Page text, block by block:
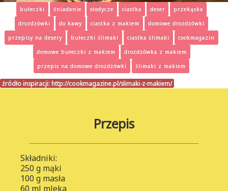
bułeczki śniadanie słodycze ciastka deser
przekąska
drożdżówki
do kawy ciastka z makiem
domowe drożdżówki
przepisy na desery
bułeczki ślimaki ciastka ślimaki
cookmagazin
domowe bułeczki z makiem
drożdżówka z makiem
przepis na domowe drożdżówki
ślimaki z makiem
źródło inspiracji: http://cookmagazine.pl/slimaki-z-makiem/
Przepis
Składniki:
250 g mąki
100 g masła
60 ml mleka